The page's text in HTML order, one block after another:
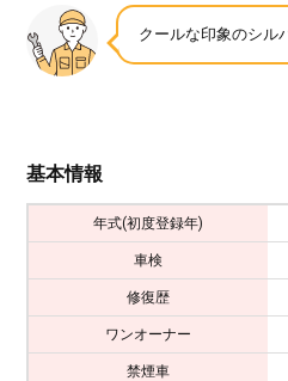
クールな印象のシル
基本情報
年式(初度登録年)
車検
修復歴
ワンオーナー
禁煙車